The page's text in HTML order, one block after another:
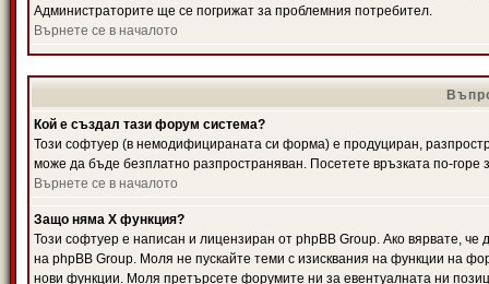
Администраторите ще се погрижат за проблемния потребител.
Върнете се в началото
Кой е създал тази форум система?
Този софтуер (в немодифицираната си форма) е продуциран,
може да бъде безплатно разпространяван. Посетете връзката по-горе
Върнете се в началото
Защо няма X функция?
Този софтуер е написан и лицензиран от phpBB Group. Ако вярвате,
на phpBB Group. Моля не пускайте теми с изисквания на функции на
нови функции. Моля претърсете форумите ни за евентуалната ни